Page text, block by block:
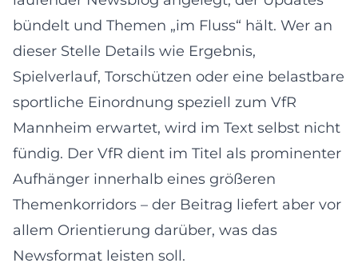
bündelt und Themen „im Fluss“ hält. Wer an
dieser Stelle Details wie Ergebnis,
Spielverlauf, Torschützen oder eine belastbare
sportliche Einordnung speziell zum VfR
Mannheim erwartet, wird im Text selbst nicht
fündig. Der VfR dient im Titel als prominenter
Aufhänger innerhalb eines größeren
Themenkorridors – der Beitrag liefert aber vor
allem Orientierung darüber, was das
Newsformat leisten soll.